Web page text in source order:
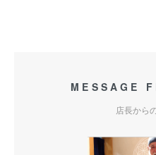
MESSAGE
店長から